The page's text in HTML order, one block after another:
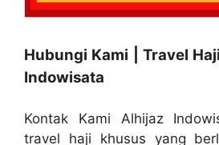
Hubungi Kami | Travel
Indowisata
Kontak Kami Alhijaz
travel haji khusus yang